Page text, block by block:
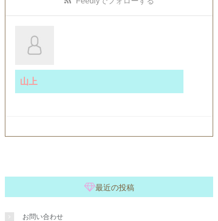
山上
最近の投稿
お問い合わせ